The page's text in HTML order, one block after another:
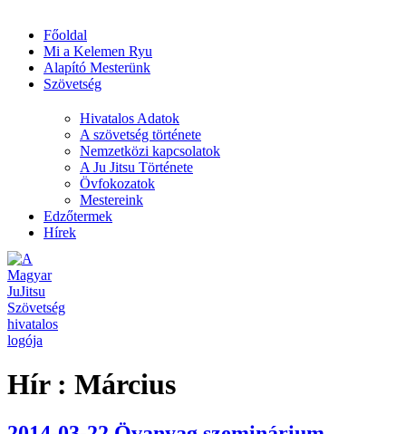
Főoldal
Mi a Kelemen Ryu
Alapító Mesterünk
Szövetség
Hivatalos Adatok
A szövetség története
Nemzetközi kapcsolatok
A Ju Jitsu Története
Övfokozatok
Mestereink
Edzőtermek
Hírek
Hír : Március